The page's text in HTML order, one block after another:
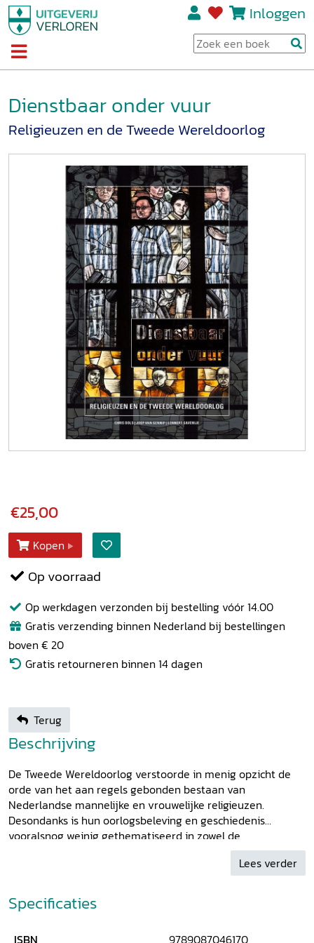
Inloggen
Dienstbaar onder vuur
Religieuzen en de Tweede Wereldoorlog
€25,00
Kopen
Op voorraad
Op werkdagen verzonden bij bestelling vóór 14.00
Gratis verzending binnen Nederland bij bestellingen
boven € 20
Gratis retourneren binnen 14 dagen
Terug
Beschrijving
De Tweede Wereldoorlog verstoorde in menig opzicht de
orde van het aan regels gebonden bestaan van
Nederlandse mannelijke en vrouwelijke religieuzen.
Desondanks is hun oorlogsbeleving en geschiedenis
vooralsnog weinig gethematiseerd in zowel de
geschiedschrijving van orden en congregaties zelf als die
van de Tweede Wereldoorlog. Deze bundeling van artikelen
zichzelf geconfronteerd met een oorlogs- en
bezettingssituatie die tot in hun kloosters en missieposten
Lees verder
Specificaties
ISBN
9789087046170